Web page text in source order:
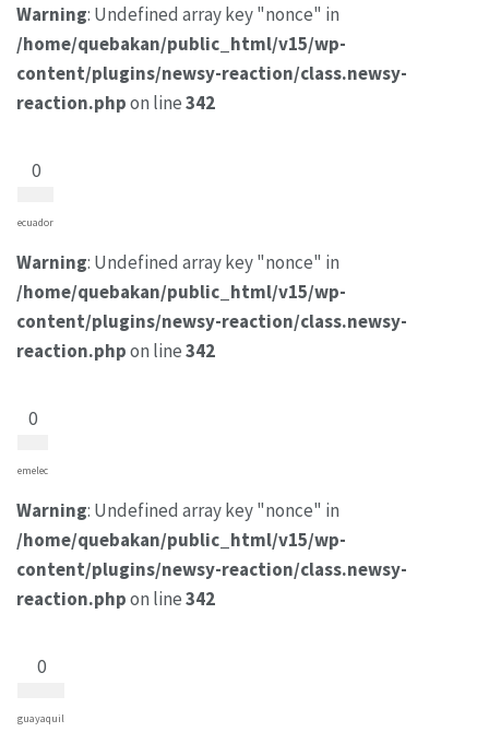
Warning: Undefined array key "nonce" in
/home/quebakan/public_html/v15/wp-
content/plugins/newsy-reaction/class.newsy-
reaction.phpon line342
0
ecuador
Warning: Undefined array key "nonce" in
/home/quebakan/public_html/v15/wp-
content/plugins/newsy-reaction/class.newsy-
reaction.phpon line342
0
emelec
Warning: Undefined array key "nonce" in
/home/quebakan/public_html/v15/wp-
content/plugins/newsy-reaction/class.newsy-
reaction.phpon line342
0
guayaquil